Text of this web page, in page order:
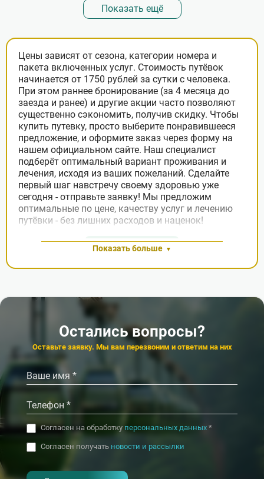
Показать ещё
Цены зависят от сезона, категории номера и
пакета включенных услуг. Стоимость путёвок
начинается от 1750 рублей за сутки с человека.
При этом раннее бронирование (за 4 месяца до
заезда и ранее) и другие акции часто позволяют
существенно сэкономить, получив скидку. Чтобы
купить путевку, просто выберите понравившееся
предложение, и оформите заказ через форму на
нашем официальном сайте. Наш специалист
подберёт оптимальный вариант проживания и
лечения, исходя из ваших пожеланий. Сделайте
первый шаг навстречу своему здоровью уже
сегодня - отправьте заявку! Мы предложим
оптимальные по цене, качеству услуг и лечению
путёвки - без лишних расходов и наценок!
Заявка на подбор
Показать больше
Остались вопросы?
Оставьте заявку. Мы вам перезвоним и ответим на них
Согласен на обработку персональных данных*
Согласен получать новости и рассылки